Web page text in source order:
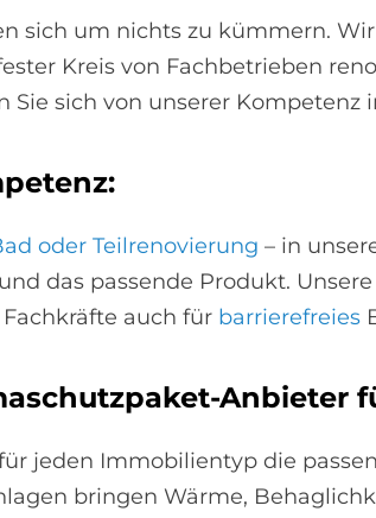
sich um nichts zu kümmern.
Kreis von Fachbetrieben
Sie sich von unserer Kompetenz
oder Teilrenovierung – in
das passende Produkt.
auch für barrierefreies
An­bie­ter
jeden Immobilientyp die
bringen Wärme,